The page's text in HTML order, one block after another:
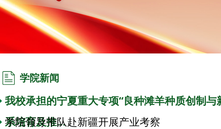
学院新闻
我校承担的宁夏重大专项“良种滩羊种质创制与
系培育及推...
学院领导带队赴新疆开展产业考察